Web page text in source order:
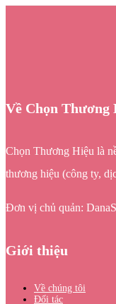
Về Chọn Thương
Chọn Thương Hiệu là
thương hiệu (công ty,
Đơn vị chủ quản:
Giới thiệu
Về chúng tôi
Đối tác